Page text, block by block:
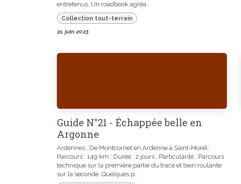
entretenus. Un roadbook agréa...
Collection tout-terrain
21 juin 2023
Guide N°21 - Échappée belle en
Argonne
Ardennes ; De Montcornet en Ardenne à Saint-Morel ;
Parcours : 149 km ; Durée : 2 jours ; Particularité : Parcours
technique sur la première partie du tracé et bien roulante
sur la seconde. Quelques p...